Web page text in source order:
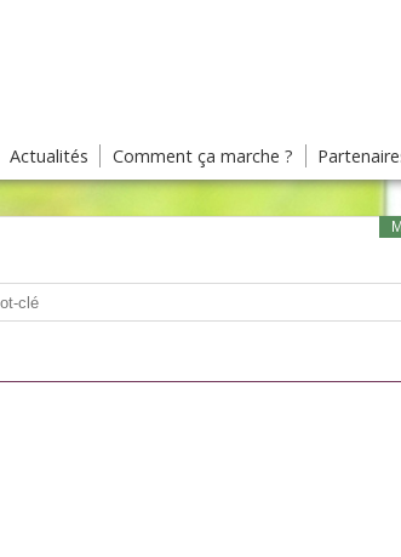
Actualités Comment ça marche ?